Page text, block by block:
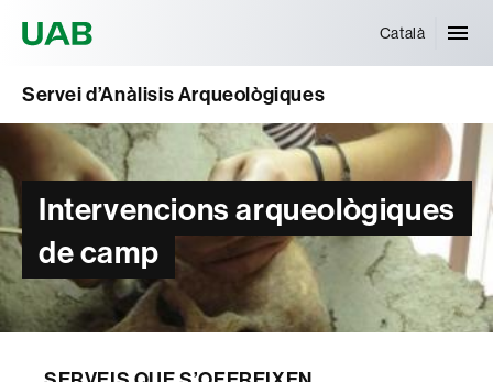
Català
Servei d’Anàlisis Arqueològiques
Intervencions arqueològiques
de camp